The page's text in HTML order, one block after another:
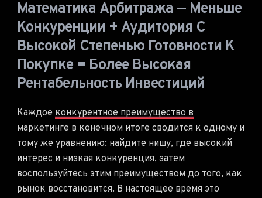
Математика Арбитража — Меньше
Конкуренции + Аудитория С
Высокой Степенью Готовности К
Покупке = Более Высокая
Рентабельность Инвестиций
Каждое конкурентное преимущество в
маркетинге в конечном итоге сводится к одному и
тому же уравнению: найдите нишу, где высокий
интерес и низкая конкуренция, затем
воспользуйтесь этим преимуществом до того, как
рынок восстановится. В настоящее время это